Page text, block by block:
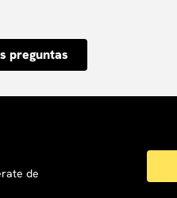
de inversión
preguntas
de